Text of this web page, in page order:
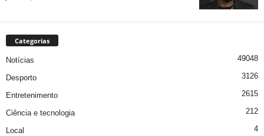
Categorias
Notícias 49048
Desporto 3126
Entretenimento 2615
Ciência e tecnologia 212
Local 4